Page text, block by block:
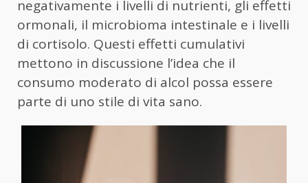
negativamente i livelli di nutrienti, gli effetti
ormonali, il microbioma intestinale e i livelli
di cortisolo. Questi effetti cumulativi
mettono in discussione l’idea che il
consumo moderato di alcol possa essere
parte di uno stile di vita sano.